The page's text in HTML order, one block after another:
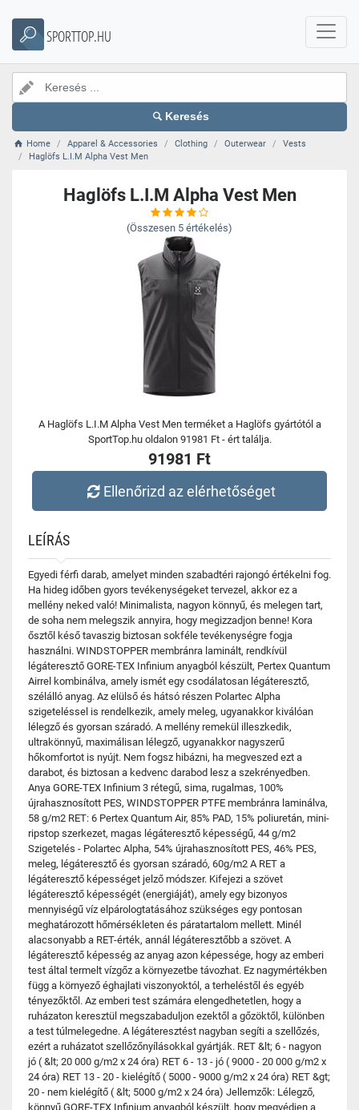
SPORTTOP.HU
Keresés
Home Apparel & Accessories Clothing Outerwear
Vests
Haglöfs L.I.M Alpha Vest Men
Haglöfs L.I.M Alpha Vest Men
(Összesen 5 értékelés)
A Haglöfs L.I.M Alpha Vest Men terméket a Haglöfs gyártótól a
SportTop.hu oldalon 91981 Ft - ért találja.
91981 Ft
Ellenőrizd az elérhetőséget
LEÍRÁS
Egyedi férfi darab, amelyet minden szabadtéri rajongó értékelni fog.
Ha hideg időben gyors tevékenységeket tervezel, akkor ez a
mellény neked való! Minimalista, nagyon könnyű, és melegen tart,
de soha nem melegszik annyira, hogy megizzadjon benne! Kora
ősztől késő tavaszig biztosan sokféle tevékenységre fogja
használni. WINDSTOPPER membránra laminált, rendkívül
légáteresztő GORE-TEX Infinium anyagból készült, Pertex Quantum
Airrel kombinálva, amely ismét egy csodálatosan légáteresztő,
szélálló anyag. Az elülső és hátsó részen Polartec Alpha
szigeteléssel is rendelkezik, amely meleg, ugyanakkor kiválóan
lélegző és gyorsan száradó. A mellény remekül illeszkedik,
ultrakönnyű, maximálisan lélegző, ugyanakkor nagyszerű
hőkomfortot is nyújt. Nem fogsz hibázni, ha megveszed ezt a
darabot, és biztosan a kedvenc darabod lesz a szekrényedben.
Anya GORE-TEX Infinium 3 rétegű, sima, rugalmas, 100%
újrahasznosított PES, WINDSTOPPER PTFE membránra laminálva,
58 g/m2 RET: 6 Pertex Quantum Air, 85% PAD, 15% poliuretán, mini-
ripstop szerkezet, magas légáteresztő képességű, 44 g/m2
Szigetelés - Polartec Alpha, 54% újrahasznosított PES, 46% PES,
meleg, légáteresztő és gyorsan száradó, 60g/m2 A RET a
légáteresztő képességet jelző módszer. Kifejezi a szövet
légáteresztő képességét (energiáját), amely egy bizonyos
mennyiségű víz elpárologtatásához szükséges egy pontosan
meghatározott hőmérsékleten és páratartalom mellett. Minél
alacsonyabb a RET-érték, annál légáteresztőbb a szövet. A
légáteresztő képesség az anyag azon képessége, hogy az emberi
test által termelt vízgőz a környezetbe távozhat. Ez nagymértékben
függ a környező éghajlati viszonyoktól, a terheléstől és egyéb
tényezőktől. Az emberi test számára elengedhetetlen, hogy a
ruházaton keresztül megszabaduljon ezektől a gőzöktől, különben
a test túlmelegedne. A légáteresztést nagyban segíti a szellőzés,
ezért a ruházatot szellőzőnyílásokkal gyártják. RET &lt; 6 - nagyon
jó ( &lt; 20 000 g/m2 x 24 óra) RET 6 - 13 - jó ( 9000 - 20 000 g/m2 x
24 óra) RET 13 - 20 - kielégítő ( 5000 - 9000 g/m2 x 24 óra) RET &gt;
20 - nem kielégítő ( &lt; 5000 g/m2 x 24 óra) Jellemzők: Lélegző,
könnyű GORE-TEX Infinium anyagból készült, hogy megvédjen a